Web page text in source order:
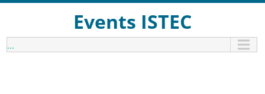
Events ISTEC
...